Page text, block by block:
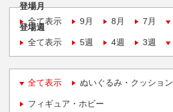
登場月
全て表示
9月 8月 7月
登場週
全て表示
5週 4週 3週
全て表示 ぬいぐるみ・クッション
フィギュア・ホビー